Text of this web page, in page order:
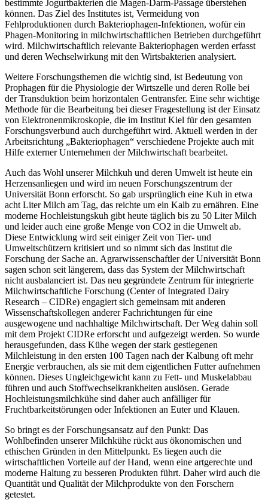
bestimmte Jogurtbakterien die Magen-Darm-Passage überstehen
können. Das Ziel des Institutes ist, Vermeidung von
Fehlproduktionen durch Bakteriophagen-Infektionen, wofür ein
Phagen-Monitoring in milchwirtschaftlichen Betrieben durchgeführt
wird. Milchwirtschaftlich relevante Bakteriophagen werden erfasst
und deren Wechselwirkung mit den Wirtsbakterien analysiert.
Weitere Forschungsthemen die wichtig sind, ist Bedeutung von
Prophagen für die Physiologie der Wirtszelle und deren Rolle bei
der Transduktion beim horizontalen Gentransfer. Eine sehr wichtige
Methode für die Bearbeitung bei dieser Fragestellung ist der Einsatz
von Elektronenmikroskopie, die im Institut Kiel für den gesamten
Forschungsverbund auch durchgeführt wird. Aktuell werden in der
Arbeitsrichtung „Bakteriophagen“ verschiedene Projekte auch mit
Hilfe externer Unternehmen der Milchwirtschaft bearbeitet.
Auch das Wohl unserer Milchkuh und deren Umwelt ist heute ein
Herzensanliegen und wird im neuen Forschungszentrum der
Universität Bonn erforscht. So gab ursprünglich eine Kuh in etwa
acht Liter Milch am Tag, das reichte um ein Kalb zu ernähren. Eine
moderne Hochleistungskuh gibt heute täglich bis zu 50 Liter Milch
und leider auch eine große Menge von CO2 in die Umwelt ab.
Diese Entwicklung wird seit einiger Zeit von Tier- und
Umweltschützern kritisiert und so nimmt sich das Institut die
Forschung der Sache an. Agrarwissenschaftler der Universität Bonn
sagen schon seit längerem, dass das System der Milchwirtschaft
nicht ausbalanciert ist. Das neu gegründete Zentrum für integrierte
Milchwirtschaftliche Forschung (Center of Integrated Dairy
Research – CIDRe) engagiert sich gemeinsam mit anderen
Wissenschaftskollegen anderer Fachrichtungen für eine
ausgewogene und nachhaltige Milchwirtschaft. Der Weg dahin soll
mit dem Projekt CIDRe erforscht und aufgezeigt werden. So wurde
herausgefunden, dass Kühe wegen der stark gestiegenen
Milchleistung in den ersten 100 Tagen nach der Kalbung oft mehr
Energie verbrauchen, als sie mit dem eigentlichen Futter aufnehmen
können. Dieses Ungleichgewicht kann zu Fett- und Muskelabbau
führen und auch Stoffwechselkrankheiten auslösen. Gerade
Hochleistungsmilchkühe sind daher auch anfälliger für
Fruchtbarkeitstörungen oder Infektionen an Euter und Klauen.
So bringt es der Forschungsansatz auf den Punkt: Das
Wohlbefinden unserer Milchkühe rückt aus ökonomischen und
ethischen Gründen in den Mittelpunkt. Es liegen auch die
wirtschaftlichen Vorteile auf der Hand, wenn eine artgerechte und
moderne Haltung zu besseren Produkten führt. Daher wird auch die
Quantität und Qualität der Milchprodukte von den Forschern
getestet.